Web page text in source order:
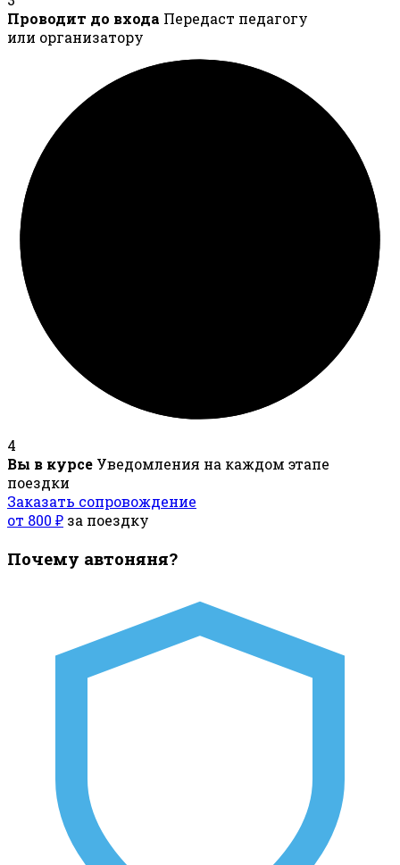
Проводит до входа Передаст педагогу
или организатору
4
Вы в курсе Уведомления на каждом этапе
поездки
Заказать сопровождение
от 800 ₽ за поездку
Почему автоняня?